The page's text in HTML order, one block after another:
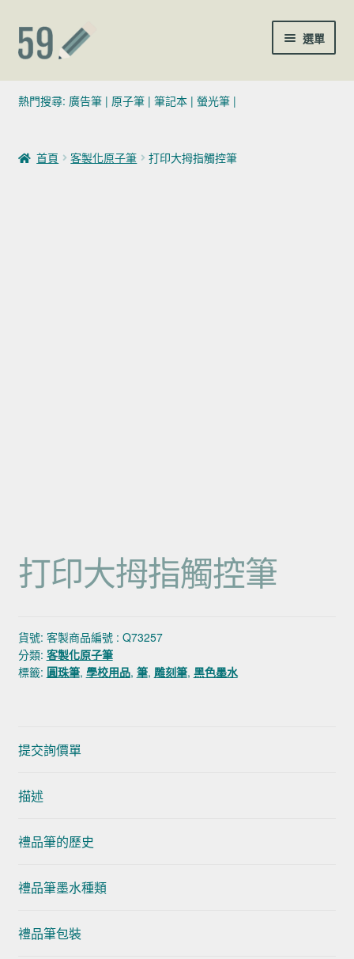
跳至導覽列
跳至主要內容 選單
(02)7729-4140
聯絡我們
熱門搜尋: 廣告筆| 原子筆| 筆記本| 螢光筆|
首頁 客製化原子筆 打印大拇指觸控筆
打印大拇指觸控筆
貨號: 客製商品編號 : Q73257
分類: 客製化原子筆
標籤: 圓珠筆, 學校用品, 筆, 雕刻筆, 黑色墨水
提交詢價單
描述
禮品筆的歷史
禮品筆墨水種類
禮品筆包裝